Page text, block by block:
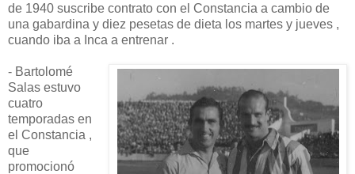
de 1940 suscribe contrato con el Constancia a cambio de
una gabardina y diez pesetas de dieta los martes y jueves ,
cuando iba a Inca a entrenar .
- Bartolomé
Salas estuvo
cuatro
temporadas en
el Constancia ,
que
promocionó